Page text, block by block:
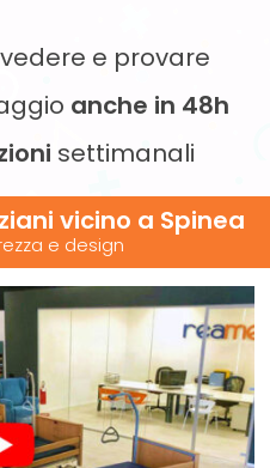
e provare
anche in 48h
settimanali
vicino a Spinea
e design